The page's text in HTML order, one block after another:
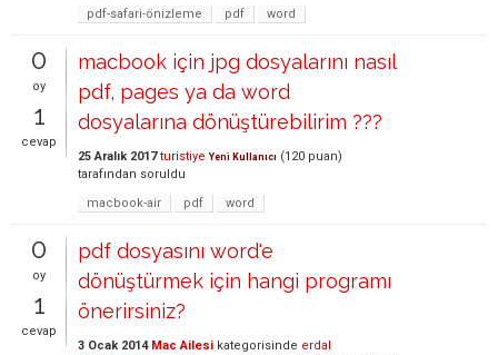
pdf-safari-önizleme
pdf word
0
oy
1
cevap
macbook için jpg dosyalarını nasıl
pdf, pages ya da word
dosyalarına dönüştürebilirim ???
25 Aralık 2017 turistiye Yeni Kullanıcı (120 puan)
tarafından soruldu
macbook-air
pdf word
0
oy
1
cevap
pdf dosyasını word'e
dönüştürmek için hangi programı
önerirsiniz?
3 Ocak 2014 Mac Ailesi kategorisinde erdal